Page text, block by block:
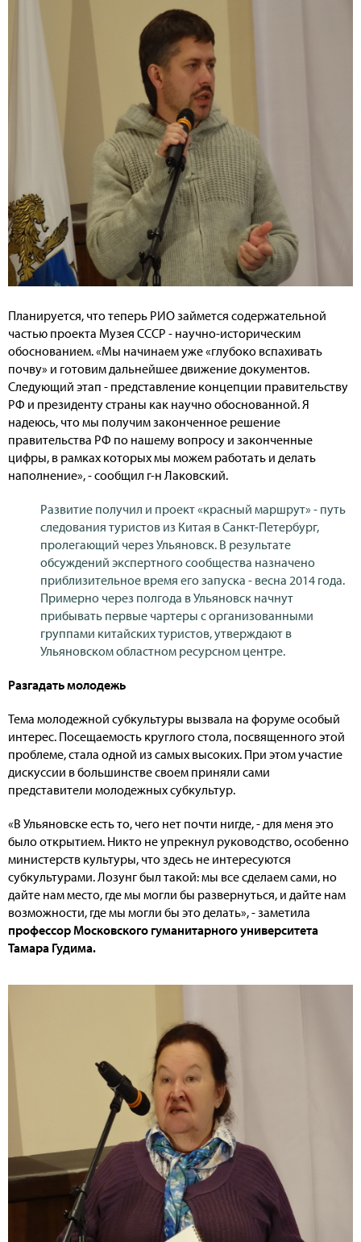
Планируется, что теперь РИО займется содержательной
частью проекта Музея СССР - научно-историческим
обоснованием. «Мы начинаем уже «глубоко вспахивать
почву» и готовим дальнейшее движение документов.
Следующий этап - представление концепции правительству
РФ и президенту страны как научно обоснованной. Я
надеюсь, что мы получим законченное решение
правительства РФ по нашему вопросу и законченные
цифры, в рамках которых мы можем работать и делать
наполнение», - сообщил г-н Лаковский.
Развитие получил и проект «красный маршрут» - путь
следования туристов из Китая в Санкт-Петербург,
пролегающий через Ульяновск. В результате
обсуждений экспертного сообщества назначено
приблизительное время его запуска - весна 2014 года.
Примерно через полгода в Ульяновск начнут
прибывать первые чартеры с организованными
группами китайских туристов, утверждают в
Ульяновском областном ресурсном центре.
Разгадать молодежь
Тема молодежной субкультуры вызвала на форуме особый
интерес. Посещаемость круглого стола, посвященного этой
проблеме, стала одной из самых высоких. При этом участие
дискуссии в большинстве своем приняли сами
представители молодежных субкультур.
«В Ульяновске есть то, чего нет почти нигде, - для меня это
было открытием. Никто не упрекнул руководство, особенно
министерств культуры, что здесь не интересуются
субкультурами. Лозунг был такой: мы все сделаем сами, но
дайте нам место, где мы могли бы развернуться, и дайте нам
возможности, где мы могли бы это делать», - заметила
профессор Московского гуманитарного университета
Тамара Гудима.